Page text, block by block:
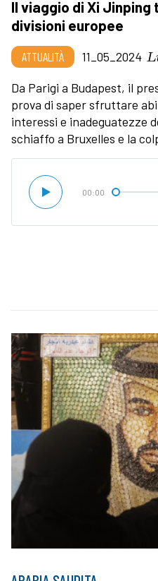
Il viaggio di Xi
divisioni europee
ATTUALITÀ 11_05_2024
Da Parigi a Budapest, il
prova di saper sfruttare
interessi e inadeguatezze
schiaffo a Bruxelles e la
00:00